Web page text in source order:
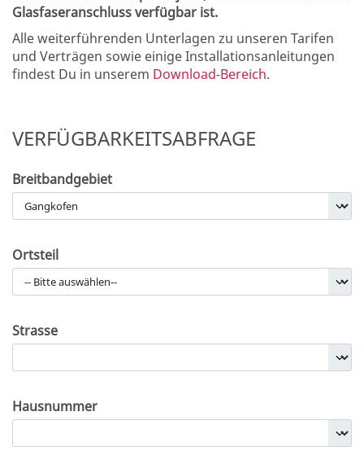
Glasfaseranschluss verfügbar ist.
Alle weiterführenden Unterlagen zu unseren Tarifen
und Verträgen sowie einige Installationsanleitungen
findest Du in unserem Download-Bereich.
VERFÜGBARKEITSABFRAGE
Breitbandgebiet
Ortsteil
Strasse
Hausnummer